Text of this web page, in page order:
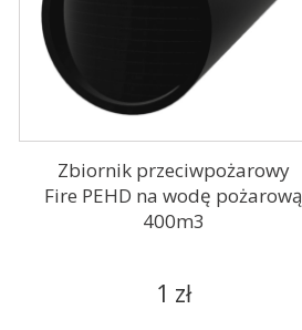
Zbiornik przeciwpożarowy
Fire PEHD na wodę pożarową
400m3
1 zł